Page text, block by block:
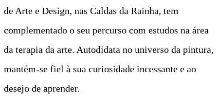
de Arte e Design, nas Caldas da Rainha, tem
complementado o seu percurso com estudos na área
da terapia da arte. Autodidata no universo da pintura,
mantém-se fiel à sua curiosidade incessante e ao
desejo de aprender.